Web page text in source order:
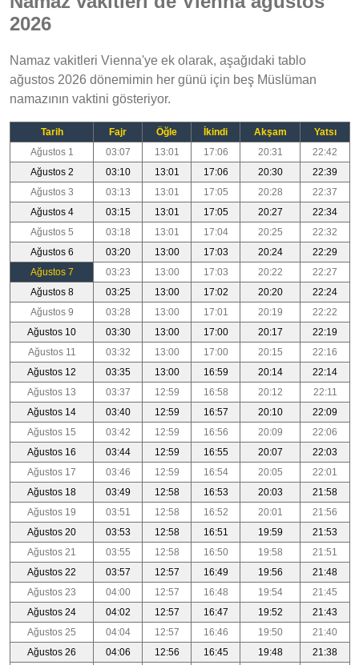
2026
Namaz vakitleri Vienna'ye ek olarak, aşağıdaki tablo
ağustos 2026 dönemimin her günü için beş Müslüman
namazının vaktini gösteriyor.
Tarih Fajr Öğle İkindi Akşam
Yatsı
Ağustos 1
03:07 13:01 17:06 20:31
22:42
Ağustos 2
03:10 13:01 17:06 20:30
22:39
Ağustos 3
03:13 13:01 17:05 20:28
22:37
Ağustos 4
03:15 13:01 17:05 20:27
22:34
Ağustos 5
03:18 13:01 17:04 20:25
22:32
Ağustos 6
03:20 13:00 17:03 20:24
22:29
Ağustos 7
03:23 13:00 17:03 20:22
22:27
Ağustos 8
03:25 13:00 17:02 20:20
22:24
Ağustos 9
03:28 13:00 17:01 20:19
22:22
Ağustos 10
03:30 13:00 17:00 20:17
22:19
Ağustos 11
03:32 13:00 17:00 20:15
22:16
Ağustos 12
03:35 13:00 16:59 20:14
22:14
Ağustos 13
03:37 12:59 16:58 20:12
22:11
Ağustos 14
03:40 12:59 16:57 20:10
22:09
Ağustos 15
03:42 12:59 16:56 20:09
22:06
Ağustos 16
03:44 12:59 16:55 20:07
22:03
Ağustos 17
03:46 12:59 16:54 20:05
22:01
Ağustos 18
03:49 12:58 16:53 20:03
21:58
Ağustos 19
03:51 12:58 16:52 20:01
21:56
Ağustos 20
03:53 12:58 16:51 19:59
21:53
Ağustos 21
03:55 12:58 16:50 19:58
21:51
Ağustos 22
03:57 12:57 16:49 19:56
21:48
Ağustos 23
04:00 12:57 16:48 19:54
21:45
Ağustos 24
04:02 12:57 16:47 19:52
21:43
Ağustos 25
04:04 12:57 16:46 19:50
21:40
Ağustos 26
04:06 12:56 16:45 19:48
21:38